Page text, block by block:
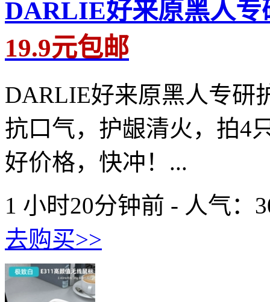
DARLIE好来原黑人专
19.9元包邮
DARLIE好来原黑人专研
抗口气，护龈清火，拍4
好价格，快冲！...
1 小时20分钟前 - 人气：
去购买>>